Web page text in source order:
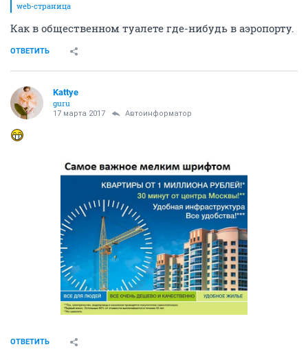
web-страница
Как в общественном туалете где-нибудь в аэропорту.
ОТВЕТИТЬ
Kattye
guru
17 марта 2017 Автоинформатор
ОТВЕТИТЬ